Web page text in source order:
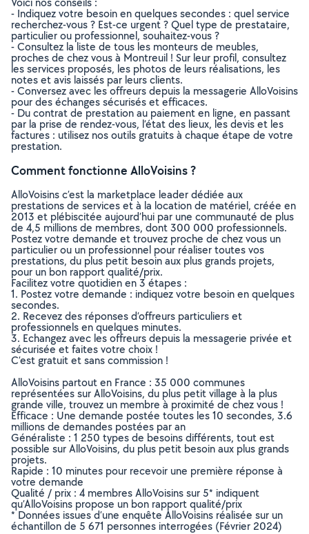
- Indiquez votre besoin en quelques secondes : quel service
recherchez-vous ? Est-ce urgent ? Quel type de prestataire,
particulier ou professionnel, souhaitez-vous ?
- Consultez la liste de tous les monteurs de meubles,
proches de chez vous à Montreuil ! Sur leur profil, consultez
les services proposés, les photos de leurs réalisations, les
notes et avis laissés par leurs clients.
- Conversez avec les offreurs depuis la messagerie AlloVoisins
pour des échanges sécurisés et efficaces.
- Du contrat de prestation au paiement en ligne, en passant
par la prise de rendez-vous, l’état des lieux, les devis et les
factures : utilisez nos outils gratuits à chaque étape de votre
prestation.
Comment fonctionne AlloVoisins ?
AlloVoisins c’est la marketplace leader dédiée aux
prestations de services et à la location de matériel, créée en
2013 et plébiscitée aujourd’hui par une communauté de plus
de 4,5 millions de membres, dont 300 000 professionnels.
Postez votre demande et trouvez proche de chez vous un
particulier ou un professionnel pour réaliser toutes vos
prestations, du plus petit besoin aux plus grands projets,
pour un bon rapport qualité/prix.
Facilitez votre quotidien en 3 étapes :
1. Postez votre demande : indiquez votre besoin en quelques
secondes.
2. Recevez des réponses d’offreurs particuliers et
professionnels en quelques minutes.
3. Echangez avec les offreurs depuis la messagerie privée et
sécurisée et faites votre choix !
C’est gratuit et sans commission !
AlloVoisins partout en France : 35 000 communes
représentées sur AlloVoisins, du plus petit village à la plus
grande ville, trouvez un membre à proximité de chez vous !
Efficace : Une demande postée toutes les 10 secondes, 3.6
millions de demandes postées par an
Généraliste : 1 250 types de besoins différents, tout est
possible sur AlloVoisins, du plus petit besoin aux plus grands
projets.
Rapide : 10 minutes pour recevoir une première réponse à
votre demande
Qualité / prix : 4 membres AlloVoisins sur 5* indiquent
qu’AlloVoisins propose un bon rapport qualité/prix
* Données issues d’une enquête AlloVoisins réalisée sur un
échantillon de 5 671 personnes interrogées (Février 2024)